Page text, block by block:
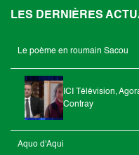
LES DERNIÈRES
Le poème en roumain Sacou
ICI Télévision,
Contray
Aquo d'Aqui